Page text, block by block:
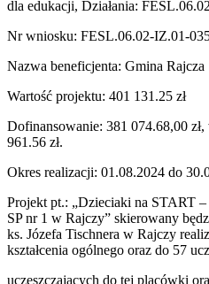
dla edukacji, Działania:
Nr wniosku: FESL.06.02-IZ.01-
Nazwa beneficjenta: Gmina Rajcza
Wartość projektu: 401 131.25 zł
Dofinansowanie: 381 074.68,00
961.56 zł.
Okres realizacji: 01.08.2024 do
Projekt pt.: „Dzieciaki na START
SP nr 1 w Rajczy” skierowany
ks. Józefa Tischnera w Rajczy
kształcenia ogólnego oraz do 57
uczęszczających do tej placówki